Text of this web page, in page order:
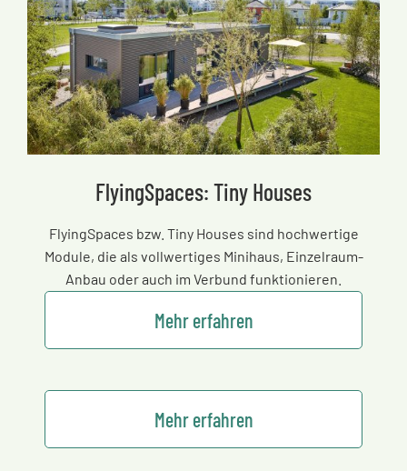
FlyingSpaces: Tiny Houses
FlyingSpaces bzw. Tiny Houses sind hochwertige
Module, die als vollwertiges Minihaus, Einzelraum-
Anbau oder auch im Verbund funktionieren.
Mehr erfahren
Mehr erfahren